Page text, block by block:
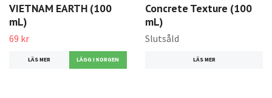
VIETNAM EARTH (100
mL)
69 kr
LÄS MER
Concrete Texture (100
mL)
Slutsåld
LÄS MER